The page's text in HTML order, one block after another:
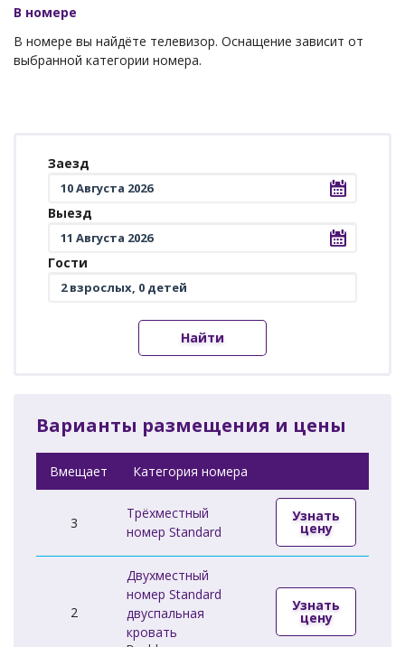
В номере
В номере вы найдёте телевизор. Оснащение зависит от
выбранной категории номера.
Заезд
Выезд
Гости
Найти
Варианты размещения и цены
Вмещает Категория номера
3
Трёхместный
номер Standard
Узнать
цену
2
Двухместный
номер Standard
двуспальная
кровать
Узнать
цену